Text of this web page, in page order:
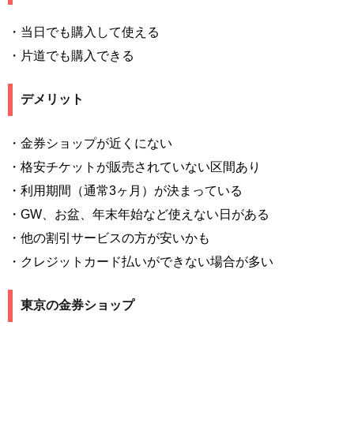
・当日でも購入して使える
・片道でも購入できる
デメリット
・金券ショップが近くにない
・格安チケットが販売されていない区間あり
・利用期間（通常3ヶ月）が決まっている
・GW、お盆、年末年始など使えない日がある
・他の割引サービスの方が安いかも
・クレジットカード払いができない場合が多い
東京の金券ショップ